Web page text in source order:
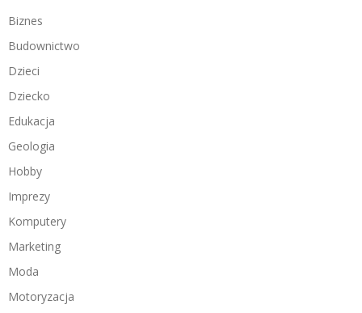
Biznes
Budownictwo
Dzieci
Dziecko
Edukacja
Geologia
Hobby
Imprezy
Komputery
Marketing
Moda
Motoryzacja